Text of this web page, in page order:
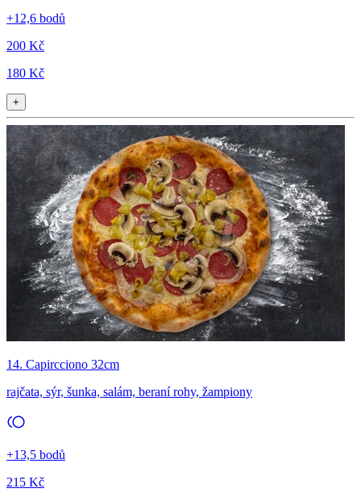
+12,6 bodů
200 Kč
180 Kč
+
14. Capircciono 32cm
rajčata, sýr, šunka, salám, beraní rohy, žampiony
+13,5 bodů
215 Kč